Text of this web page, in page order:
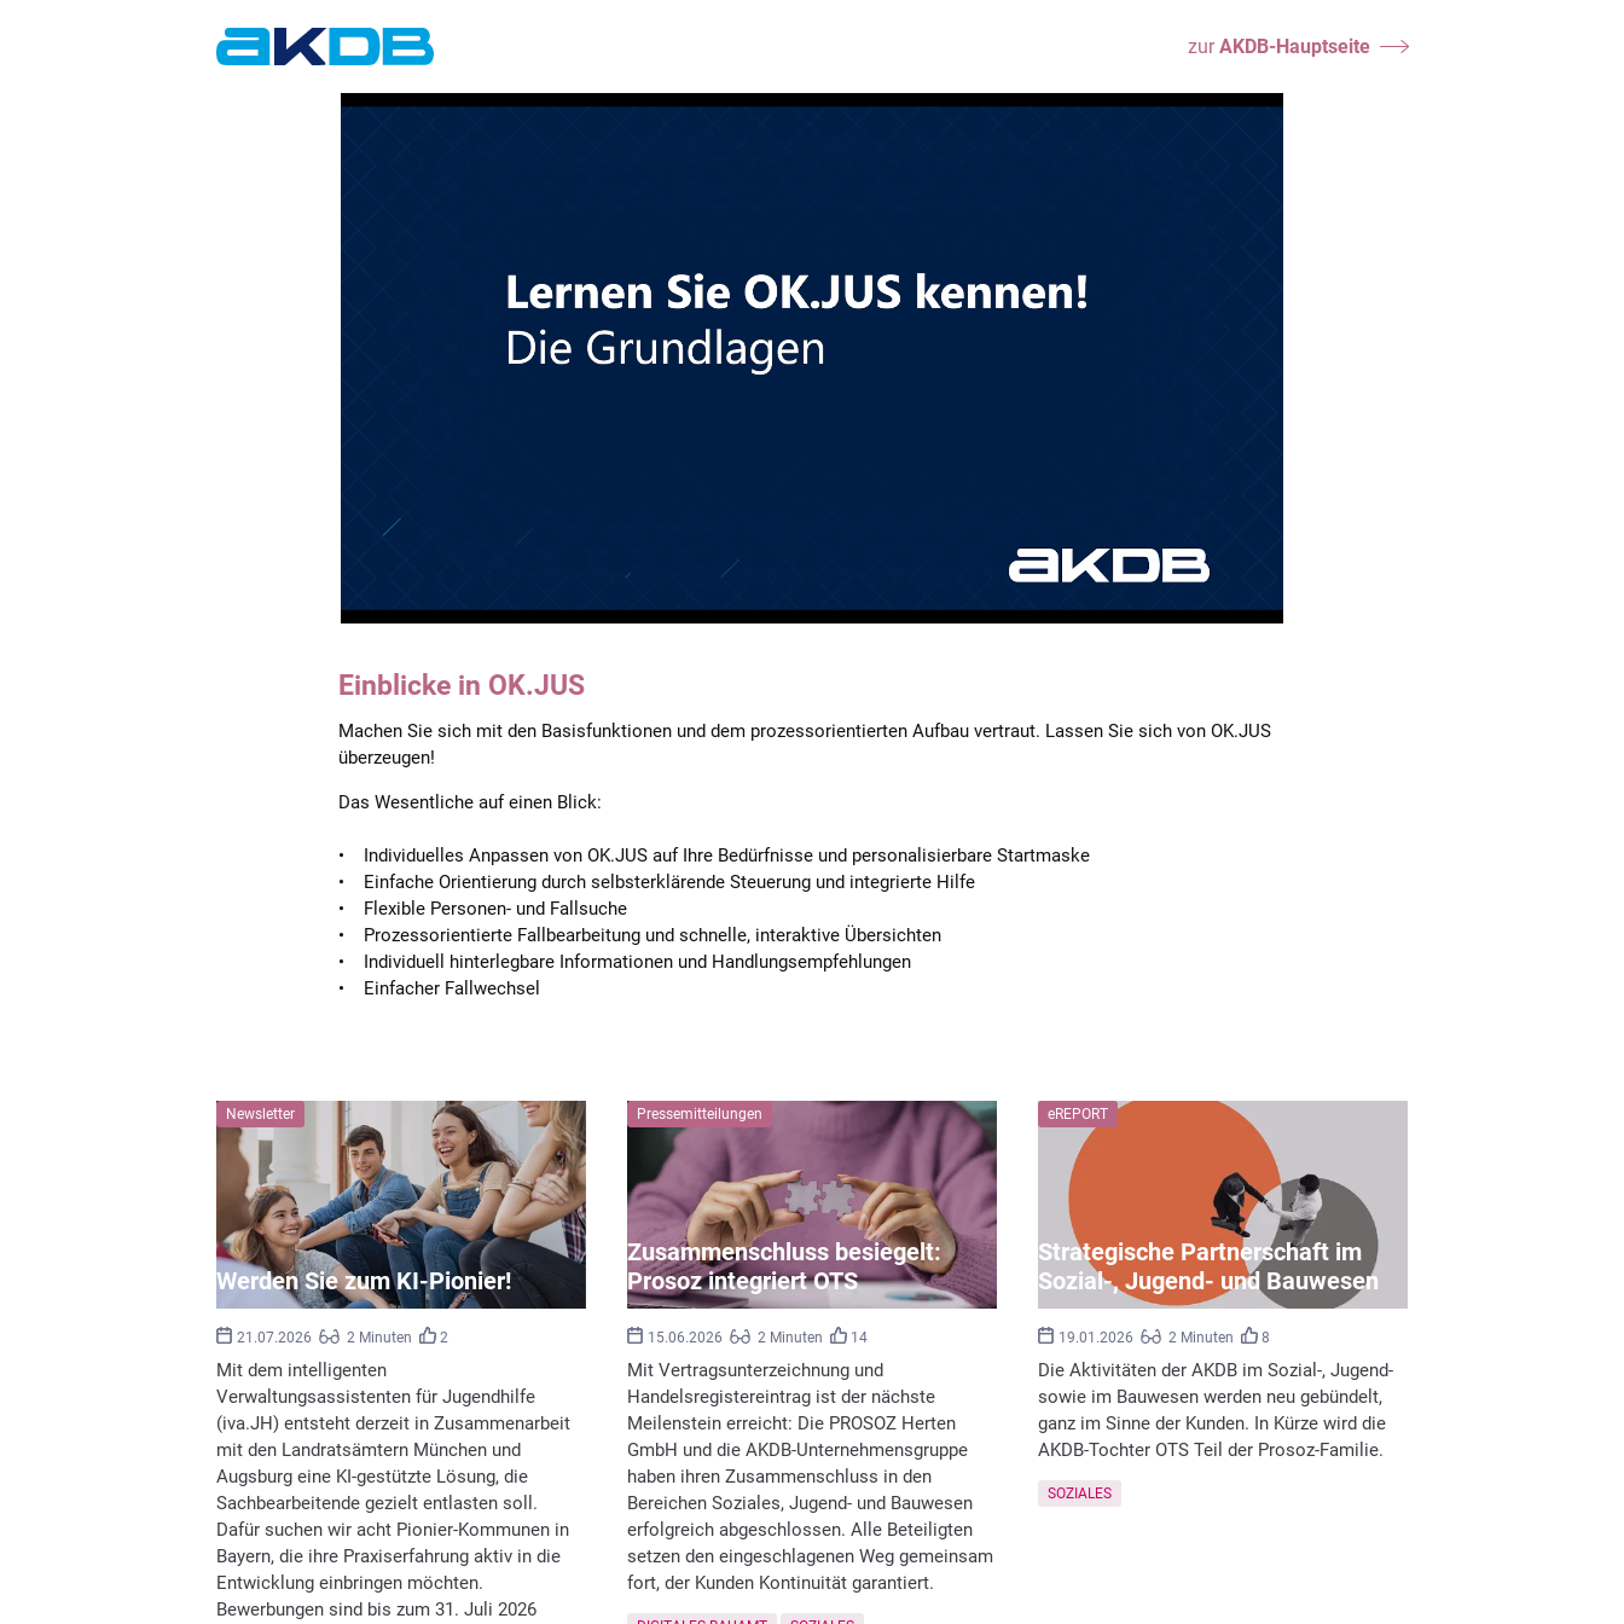
zurAKDB-Hauptseite
Einblicke in OK.JUS
Machen Sie sich mit den Basisfunktionen und dem prozessorientierten Aufbau vertraut. Lassen Sie sich von OK.JUS
überzeugen!
Das Wesentliche auf einen Blick:
• Individuelles Anpassen von OK.JUS auf Ihre Bedürfnisse und personalisierbare Startmaske
• Einfache Orientierung durch selbsterklärende Steuerung und integrierte Hilfe
• Flexible Personen- und Fallsuche
• Prozessorientierte Fallbearbeitung und schnelle, interaktive Übersichten
• Individuell hinterlegbare Informationen und Handlungsempfehlungen
• Einfacher Fallwechsel
Newsletter
Werden Sie zum KI-Pionier!
21.07.2026 2 Minuten 2
Mit dem intelligenten
Verwaltungsassistenten für Jugendhilfe
(iva.JH) entsteht derzeit in Zusammenarbeit
mit den Landratsämtern München und
Augsburg eine KI-gestützte Lösung, die
Sachbearbeitende gezielt entlasten soll.
Dafür suchen wir acht Pionier-Kommunen in
Bayern, die ihre Praxiserfahrung aktiv in die
Entwicklung einbringen möchten.
Bewerbungen sind bis zum 31. Juli 2026
Pressemitteilungen
Zusammenschluss besiegelt:
Prosoz integriert OTS
15.06.2026 2 Minuten 14
Mit Vertragsunterzeichnung und
Handelsregistereintrag ist der nächste
Meilenstein erreicht: Die PROSOZ Herten
GmbH und die AKDB-Unternehmensgruppe
haben ihren Zusammenschluss in den
Bereichen Soziales, Jugend- und Bauwesen
erfolgreich abgeschlossen. Alle Beteiligten
setzen den eingeschlagenen Weg gemeinsam
fort, der Kunden Kontinuität garantiert.
eREPORT
Strategische Partnerschaft im
Sozial-, Jugend- und Bauwesen
19.01.2026 2 Minuten 8
Die Aktivitäten der AKDB im Sozial-, Jugend-
sowie im Bauwesen werden neu gebündelt,
ganz im Sinne der Kunden. In Kürze wird die
AKDB-Tochter OTS Teil der Prosoz-Familie.
SOZIALES